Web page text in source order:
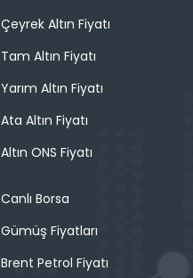
Çeyrek Altın Fiyatı
Tam Altın Fiyatı
Yarım Altın Fiyatı
Ata Altın Fiyatı
Altın ONS Fiyatı
Canlı Borsa
Gümüş Fiyatları
Brent Petrol Fiyatı